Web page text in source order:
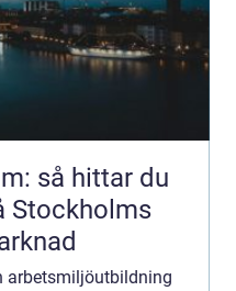
så hittar du
Stockholms
arbetsmiljöutbildning